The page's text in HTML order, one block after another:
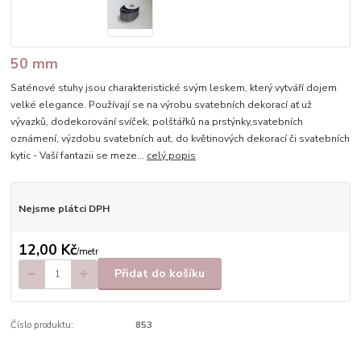
50 mm
Saténové stuhy jsou charakteristické svým leskem, který vytváří dojem
velké elegance. Používají se na výrobu svatebních dekorací ať už
vývazků, dodekorování svíček, polštářků na prstýnky,svatebních
oznámení, výzdobu svatebních aut, do květinových dekorací či svatebních
kytic - Vaší fantazii se meze... celý popis
Nejsme plátci DPH
12,00 Kč/metr
Přidat do košíku
Číslo produktu: 853